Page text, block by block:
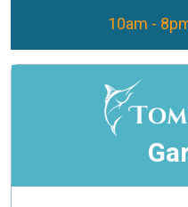
10am -